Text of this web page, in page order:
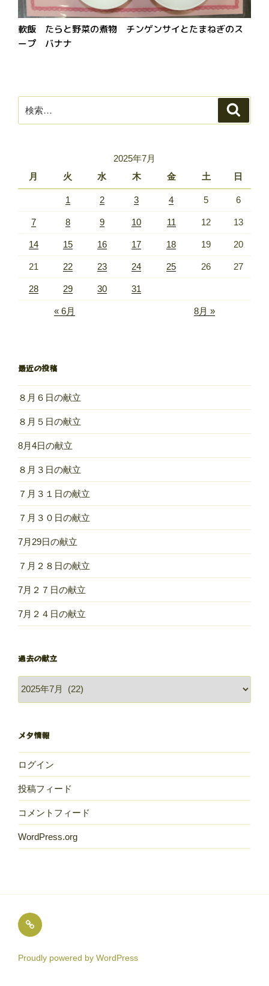
軟飯 たらと野菜の煮物 チンゲンサイとたまねぎのス
ープ バナナ
索:
2025年7月
月
火 水 木 金 土 日
1 2 3 4 5 6
7 8 9 10 11 12 13
14 15 16 17 18 19 20
21 22 23 24 25 26 27
28 29 30 31
« 6月 8月 »
最近の投稿
８月６日の献立
８月５日の献立
8月4日の献立
８月３日の献立
７月３１日の献立
７月３０日の献立
7月29日の献立
７月２８日の献立
7月２７日の献立
7月２４日の献立
過去の献立
立
メタ情報
ログイン
投稿フィード
コメントフィード
WordPress.org
め
ば
Proudly powered by WordPress